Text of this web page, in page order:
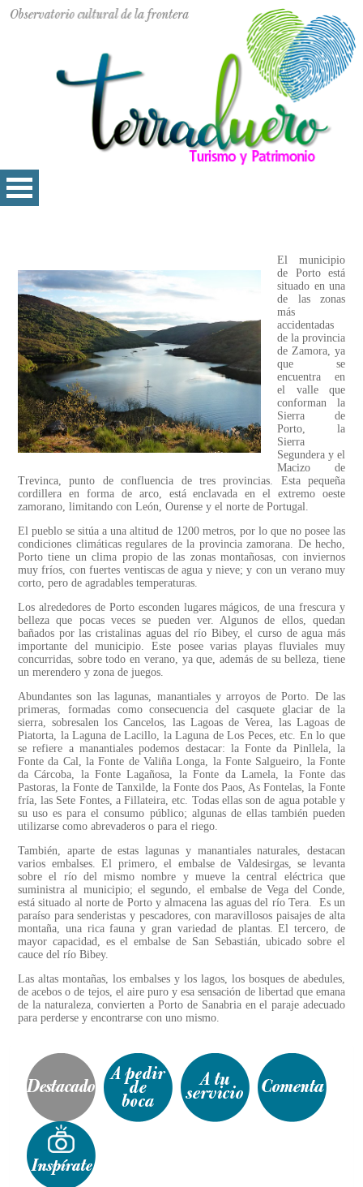
El municipio
de Porto está
situado en una
de las zonas
más
accidentadas
de la provincia
de Zamora, ya
que se
encuentra en
el valle que
conforman la
Sierra de
Porto, la
Sierra
Segundera y el
Macizo de
Trevinca, punto de confluencia de tres provincias. Esta pequeña
cordillera en forma de arco, está enclavada en el extremo oeste
zamorano, limitando con León, Ourense y el norte de Portugal.
El pueblo se sitúa a una altitud de 1200 metros, por lo que no posee las
condiciones climáticas regulares de la provincia zamorana. De hecho,
Porto tiene un clima propio de las zonas montañosas, con inviernos
muy fríos, con fuertes ventiscas de agua y nieve; y con un verano muy
corto, pero de agradables temperaturas.
Los alrededores de Porto esconden lugares mágicos, de una frescura y
belleza que pocas veces se pueden ver. Algunos de ellos, quedan
bañados por las cristalinas aguas del río Bibey, el curso de agua más
importante del municipio. Este posee varias playas fluviales muy
concurridas, sobre todo en verano, ya que, además de su belleza, tiene
un merendero y zona de juegos.
Abundantes son las lagunas, manantiales y arroyos de Porto. De las
primeras, formadas como consecuencia del casquete glaciar de la
sierra, sobresalen los Cancelos, las Lagoas de Verea, las Lagoas de
Piatorta, la Laguna de Lacillo, la Laguna de Los Peces, etc. En lo que
se refiere a manantiales podemos destacar: la Fonte da Pinllela, la
Fonte da Cal, la Fonte de Valiña Longa, la Fonte Salgueiro, la Fonte
da Cárcoba, la Fonte Lagañosa, la Fonte da Lamela, la Fonte das
Pastoras, la Fonte de Tanxilde, la Fonte dos Paos, As Fontelas, la Fonte
fría, las Sete Fontes, a Fillateira, etc. Todas ellas son de agua potable y
su uso es para el consumo público; algunas de ellas también pueden
utilizarse como abrevaderos o para el riego.
También, aparte de estas lagunas y manantiales naturales, destacan
varios embalses. El primero, el embalse de Valdesirgas, se levanta
sobre el río del mismo nombre y mueve la central eléctrica que
suministra al municipio; el segundo, el embalse de Vega del Conde,
está situado al norte de Porto y almacena las aguas del río Tera. Es un
paraíso para senderistas y pescadores, con maravillosos paisajes de alta
montaña, una rica fauna y gran variedad de plantas. El tercero, de
mayor capacidad, es el embalse de San Sebastián, ubicado sobre el
cauce del río Bibey.
Las altas montañas, los embalses y los lagos, los bosques de abedules,
de acebos o de tejos, el aire puro y esa sensación de libertad que emana
de la naturaleza, convierten a Porto de Sanabria en el paraje adecuado
para perderse y encontrarse con uno mismo.